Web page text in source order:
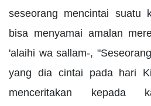
seseorang mencintai suatu
bisa menyamai amalan
'alaihi wa sallam-,
yang dia cintai pada hari
menceritakan kepada